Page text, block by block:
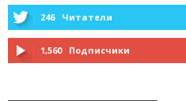
246 Читатели
1,560 Подписчики